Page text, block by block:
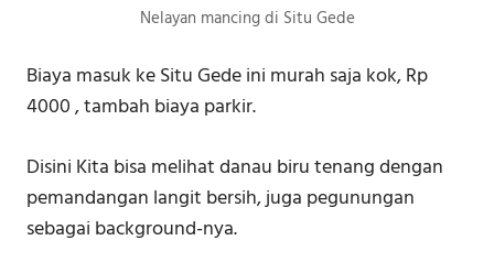
Nelayan mancing di Situ Gede
Biaya masuk ke Situ Gede ini murah saja kok, Rp
4000 , tambah biaya parkir.
Disini Kita bisa melihat danau biru tenang dengan
pemandangan langit bersih, juga pegunungan
sebagai background-nya.